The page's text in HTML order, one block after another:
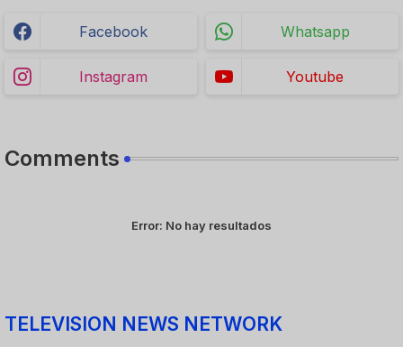
Facebook Whatsapp
Instagram Youtube
Comments
Error: No hay resultados
TELEVISION NEWS NETWORK